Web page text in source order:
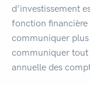
d’investissement
fonction financière
communiquer
communiquer tout
annuelle des